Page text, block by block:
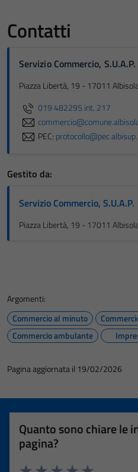
Contatti
Servizio Commercio, S.U.A.P.
Piazza Libertà, 19 - 17011
019 482295 int. 217
PEC:
Gestito da:
Servizio Commercio, S.U.A.P.
Piazza Libertà, 19 - 17011
Argomenti:
Commercio al minuto
Commercio ambulante
Pagina aggiornata il 19/02/2026
Quanto sono chiare le
pagina?